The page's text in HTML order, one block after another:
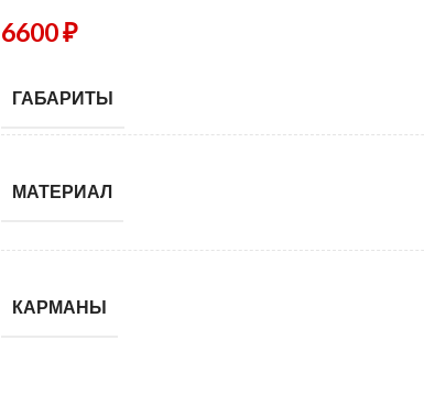
6600₽
ГАБАРИТЫ
МАТЕРИАЛ
КАРМАНЫ